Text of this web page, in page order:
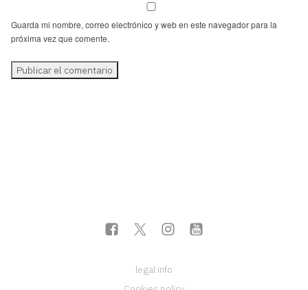
Guarda mi nombre, correo electrónico y web en este navegador para la
próxima vez que comente.
legal info